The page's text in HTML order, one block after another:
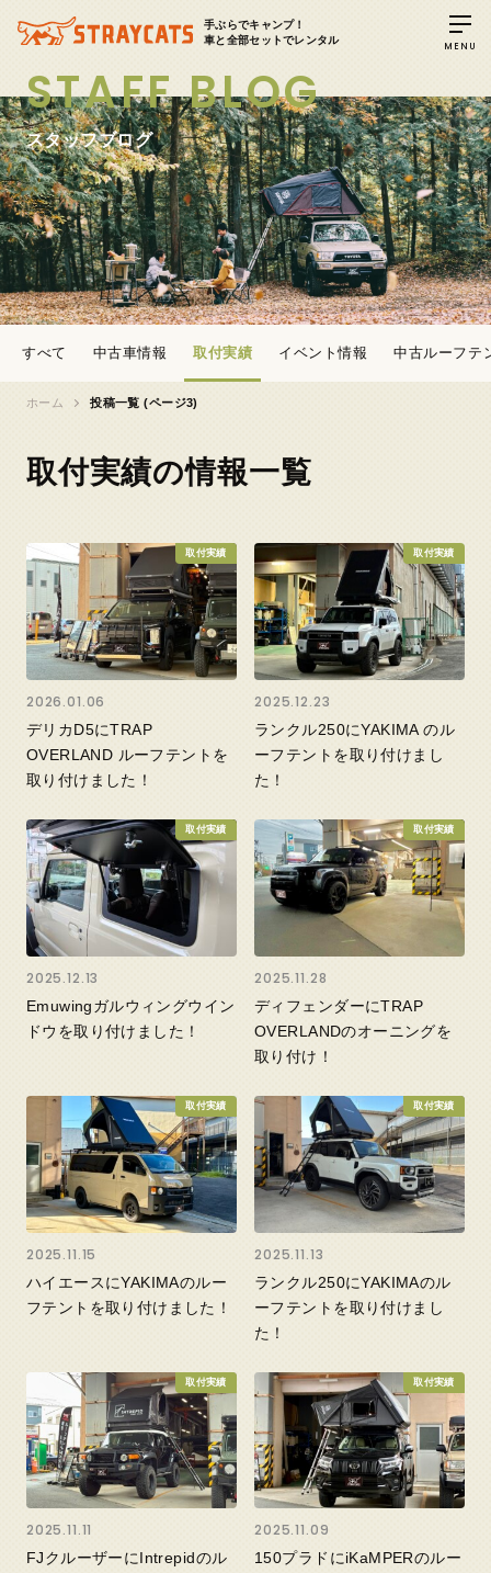
手ぶらでキャンプ！
車と全部セットでレンタル
MENU
STAFF BLOG
スタッフブログ
すべて 中古車情報 取付実績 イベント情報 中古ルーフテ
ホーム 投稿一覧 (ページ3)
取付実績の情報一覧
取付実績
2026.01.06
デリカD5にTRAP
OVERLAND ルーフテントを
取り付けました！
取付実績
2025.12.23
ランクル250にYAKIMA のル
ーフテントを取り付けまし
た！
取付実績
2025.12.13
Emuwingガルウィングウイン
ドウを取り付けました！
取付実績
2025.11.28
ディフェンダーにTRAP
OVERLANDのオーニングを
取り付け！
取付実績
2025.11.15
ハイエースにYAKIMAのルー
フテントを取り付けました！
取付実績
2025.11.13
ランクル250にYAKIMAのル
ーフテントを取り付けまし
た！
取付実績
2025.11.11
FJクルーザーにIntrepidのル
取付実績
2025.11.09
150プラドにiKaMPERのルー